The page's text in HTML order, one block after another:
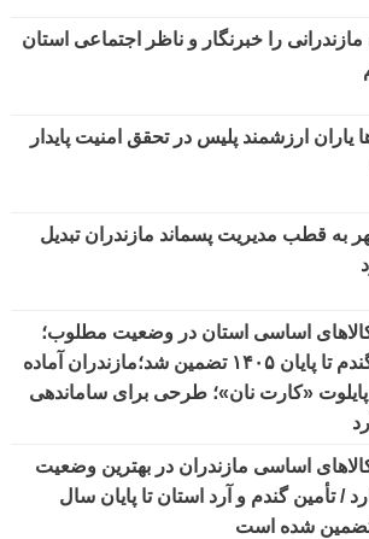
مازندرانی را خبرنگار و ناظر اجتماعی استان
یاران ارزشمند پلیس در تحقق امنیت پایدار
به قطب مدیریت پسماند مازندران تبدیل
اساسی استان در وضعیت مطلوب؛
تأمین گندم تا پایان ۱۴۰۵ تضمین شد؛مازندران آماده
پایلوت «کارت نان»؛ طرحی برای ساماندهی
اساسی مازندران در بهترین وضعیت
/ تأمین گندم و آرد استان تا پایان سال